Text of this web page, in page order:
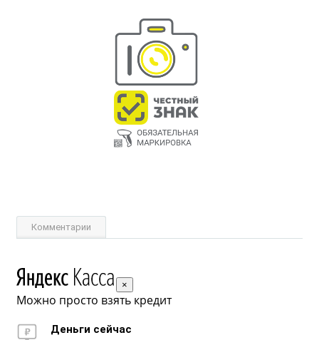
Комментарии
×
Можно просто взять кредит
Деньги сейчас